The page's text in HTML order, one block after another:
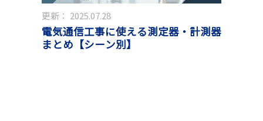
更新： 2025.07.28
電気通信工事に使える測定器・計測器
まとめ【シーン別】